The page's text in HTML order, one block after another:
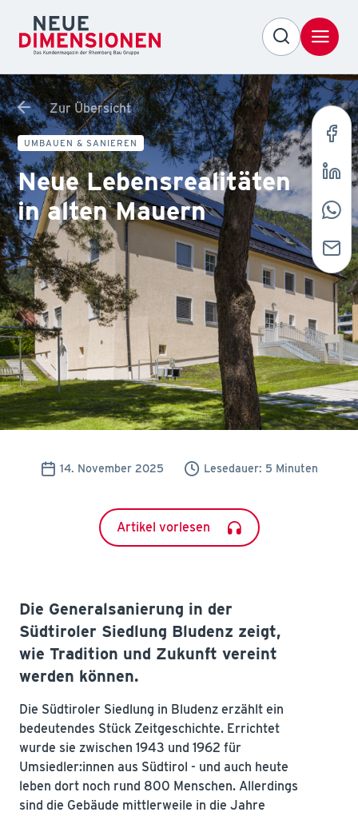
Zur Übersicht
UMBAUEN & SANIEREN
Neue Lebensrealitäten
in alten Mauern
14. November 2025 Lesedauer: 5 Minuten
Artikel vorlesen
Die Generalsanierung in der
Südtiroler Siedlung Bludenz zeigt,
wie Tradition und Zukunft vereint
werden können.
Die Südtiroler Siedlung in Bludenz erzählt ein
bedeutendes Stück Zeitgeschichte. Errichtet
wurde sie zwischen 1943 und 1962 für
Umsiedler:innen aus Südtirol - und auch heute
leben dort noch rund 800 Menschen. Allerdings
sind die Gebäude mittlerweile in die Jahre